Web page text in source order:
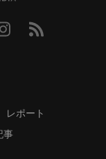
レポート
事